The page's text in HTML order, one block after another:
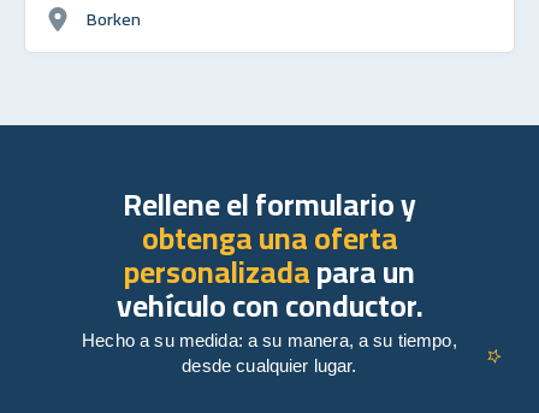
Borken
Rellene el formulario y
obtenga una oferta
personalizadapara un
vehículo con conductor.
Hecho a su medida: a su manera, a su tiempo,
desde cualquier lugar.